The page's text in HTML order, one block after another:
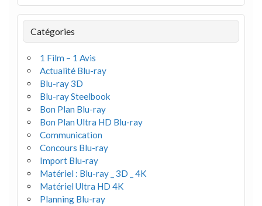
Catégories
1 Film – 1 Avis
Actualité Blu-ray
Blu-ray 3D
Blu-ray Steelbook
Bon Plan Blu-ray
Bon Plan Ultra HD Blu-ray
Communication
Concours Blu-ray
Import Blu-ray
Matériel : Blu-ray _ 3D _ 4K
Matériel Ultra HD 4K
Planning Blu-ray